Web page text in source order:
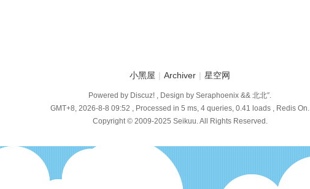
小黑屋 | Archiver | 星空网
Powered by Discuz! , Design by Seraphoenix && 北北″.
GMT+8, 2026-8-8 09:52 , Processed in 5 ms, 4 queries, 0.41 loads , Redis On.
Copyright © 2009-2025 Seikuu. All Rights Reserved.